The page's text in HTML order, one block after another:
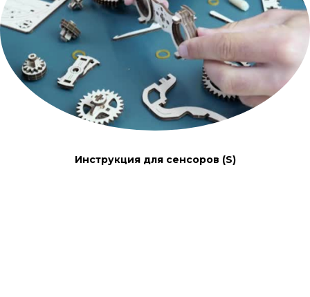
Инструкция для сенсоров (S)